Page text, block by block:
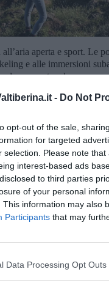
- Do Not
opt-out of the sale,
for targeted
selection. Please note
interest-based ads
to third parties
of your personal
This information may also
Participants that may
Data Processing Opt Outs
aperta e sport. Le
e alle immersioni
su una tavola oppure
può scegliere il golf,
affacciati sul mare